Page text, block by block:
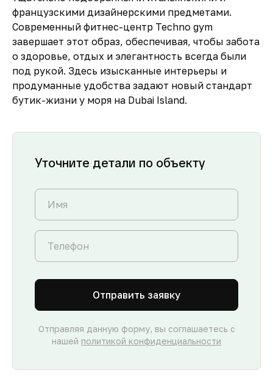
французскими дизайнерскими предметами.
Современный фитнес-центр Techno gym
завершает этот образ, обеспечивая, чтобы забота
о здоровье, отдых и элегантность всегда были
под рукой. Здесь изысканные интерьеры и
продуманные удобства задают новый стандарт
бутик-жизни у моря на Dubai Island.
Уточните детали по объекту
Отправить заявку
Отправляя данную форму, вы соглашаетесь с
нашей политикой конфиденциальности